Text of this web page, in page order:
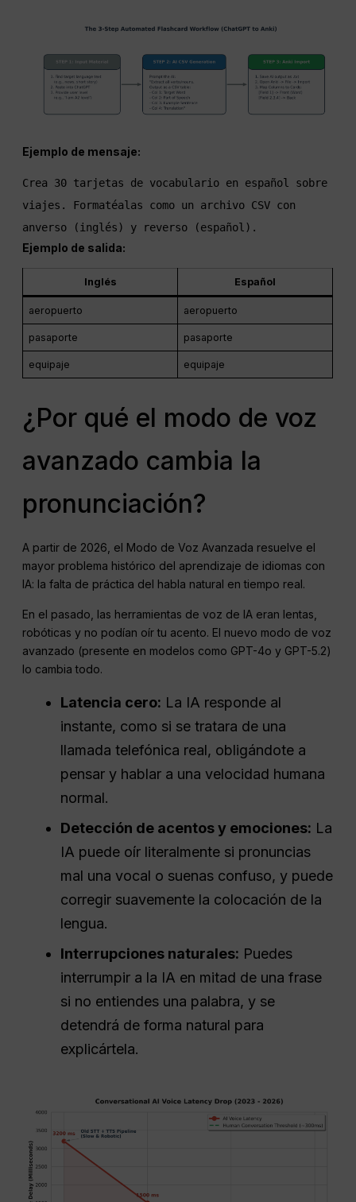
Ejemplo de mensaje:
Crea 30 tarjetas de vocabulario en español sobre
viajes. Formatéalas como un archivo CSV con
anverso (inglés) y reverso (español).
Ejemplo de salida:
Inglés Español
aeropuerto aeropuerto
pasaporte pasaporte
equipaje equipaje
¿Por qué el modo de voz
avanzado cambia la
pronunciación?
A partir de 2026, el Modo de Voz Avanzada resuelve el
mayor problema histórico del aprendizaje de idiomas con
IA: la falta de práctica del habla natural en tiempo real.
En el pasado, las herramientas de voz de IA eran lentas,
robóticas y no podían oír tu acento. El nuevo modo de voz
avanzado (presente en modelos como GPT-4o y GPT-5.2)
lo cambia todo.
Latencia cero: La IA responde al
instante, como si se tratara de una
llamada telefónica real, obligándote a
pensar y hablar a una velocidad humana
normal.
Detección de acentos y emociones: La
IA puede oír literalmente si pronuncias
mal una vocal o suenas confuso, y puede
corregir suavemente la colocación de la
lengua.
Interrupciones naturales: Puedes
interrumpir a la IA en mitad de una frase
si no entiendes una palabra, y se
detendrá de forma natural para
explicártela.